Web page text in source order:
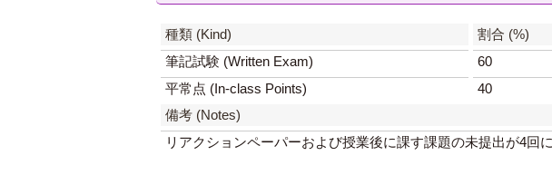
種類 (Kind) 割合 (%)
筆記試験 (Written Exam)
60
平常点 (In-class Points)
40
備考 (Notes)
リアクションペーパーおよび授業後に課す課題の未提出が4回